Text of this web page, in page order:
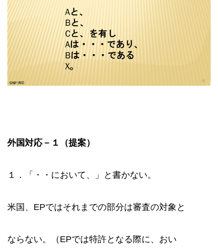
外国対応－１（提案）
１．「・・において、」と書かない。
米国、EPではそれまでの部分は審査の対象と
ならない。（EPでは特許となる際に、おい